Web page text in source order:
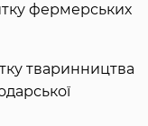
фермерських
тваринництва